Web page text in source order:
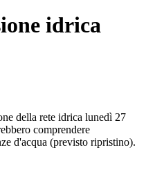
idrica
della rete idrica lunedì 27
comprendere
d'acqua (previsto ripristino).